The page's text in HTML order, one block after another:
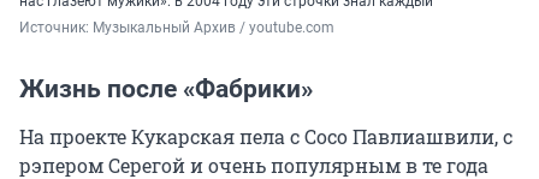
Источник: Музыкальный Архив / youtube.com
Жизнь после «Фабрики»
На проекте Кукарская пела с Сосо Павлиашвили, с
рэпером Серегой и очень популярным в те года